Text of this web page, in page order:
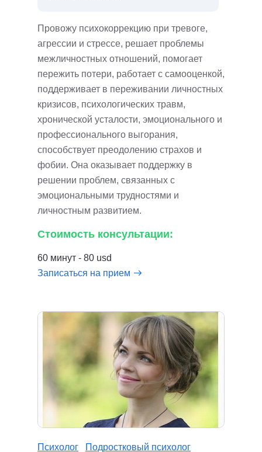
Провожу психокоррекцию при тревоге,
агрессии и стрессе, решает проблемы
межличностных отношений, помогает
пережить потери, работает с самооценкой,
поддерживает в переживании личностных
кризисов, психологических травм,
хронической усталости, эмоционального и
профессионального выгорания,
способствует преодолению страхов и
фобии. Она оказывает поддержку в
решении проблем, связанных с
эмоциональными трудностями и
личностным развитием.
Стоимость консультации:
60 минут - 80 usd
Записаться на прием
Психолог
Подростковый психолог